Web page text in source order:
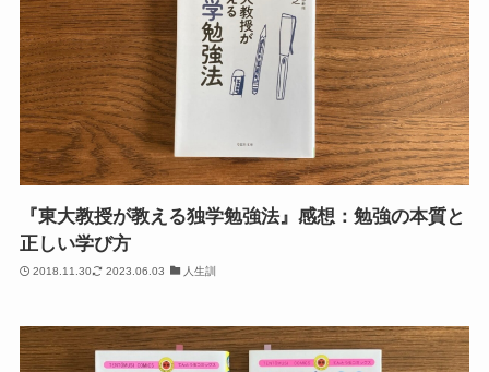
『東大教授が教える独学勉強法』感想：勉強の本質と
正しい学び方
2018.11.30 2023.06.03 人生訓